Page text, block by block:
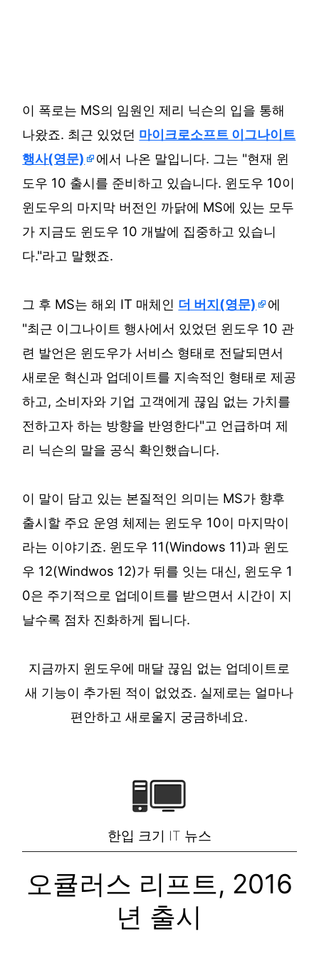
이 폭로는 MS의 임원인 제리 닉슨의 입을 통해
나왔죠. 최근 있었던 마이크로소프트 이그나이트
행사(영문)
에서 나온 말입니다. 그는 "현재 윈
도우 10 출시를 준비하고 있습니다. 윈도우 10이
윈도우의 마지막 버전인 까닭에 MS에 있는 모두
가 지금도 윈도우 10 개발에 집중하고 있습니
다."라고 말했죠.
그 후 MS는 해외 IT 매체인 더 버지(영문)
에
"최근 이그나이트 행사에서 있었던 윈도우 10 관
련 발언은 윈도우가 서비스 형태로 전달되면서
새로운 혁신과 업데이트를 지속적인 형태로 제공
하고, 소비자와 기업 고객에게 끊임 없는 가치를
전하고자 하는 방향을 반영한다"고 언급하며 제
리 닉슨의 말을 공식 확인했습니다.
이 말이 담고 있는 본질적인 의미는 MS가 향후
출시할 주요 운영 체제는 윈도우 10이 마지막이
라는 이야기죠. 윈도우 11(Windows 11)과 윈도
우 12(Windwos 12)가 뒤를 잇는 대신, 윈도우 1
0은 주기적으로 업데이트를 받으면서 시간이 지
날수록 점차 진화하게 됩니다.
지금까지 윈도우에 매달 끊임 없는 업데이트로
새 기능이 추가된 적이 없었죠. 실제로는 얼마나
편안하고 새로울지 궁금하네요.
한입 크기 IT 뉴스
오큘러스 리프트, 2016
년 출시